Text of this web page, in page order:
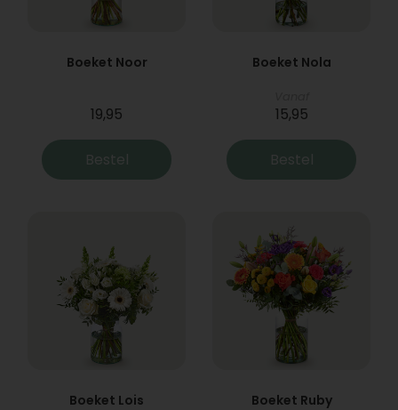
Boeket Noor
19,95
Bestel
Boeket Nola
15,95
Bestel
Boeket Lois Boeket Ruby